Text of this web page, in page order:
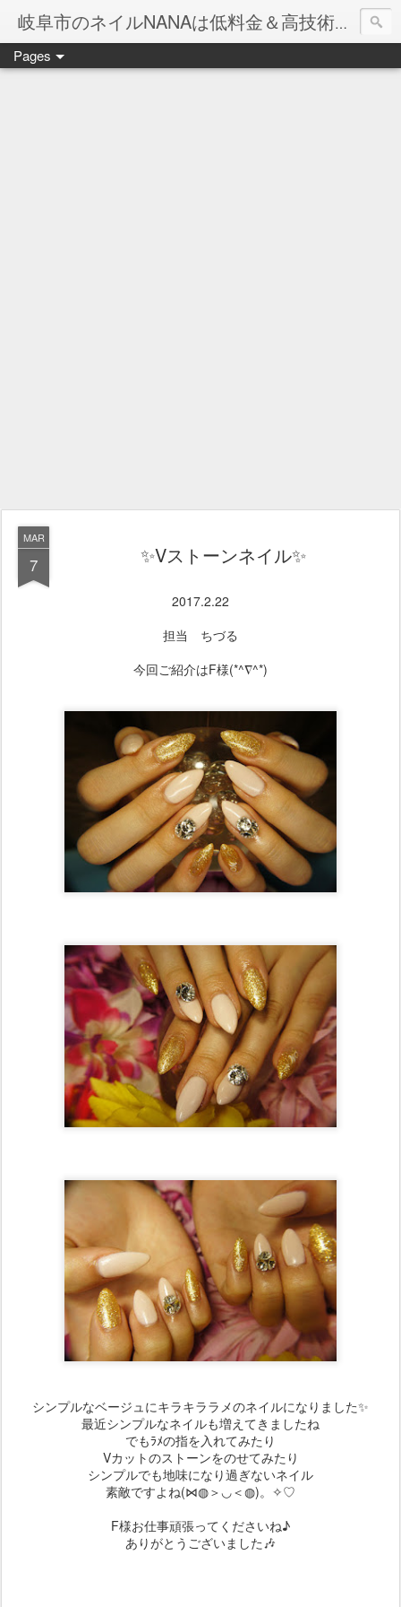
岐阜市のネイルNANAは低料金＆高技術のお店
ネイル岐阜市NANAです♪♪
Pages
MAR
7 ✨Vストーンネイル✨
2017.2.22
担当 ちづる
今回ご紹介はF様(*^∇^*)
シンプルなベージュにキラキララメのネイルになりました✨
最近シンプルなネイルも増えてきましたね
でもﾗﾒの指を入れてみたり
Vカットのストーンをのせてみたり
シンプルでも地味になり過ぎないネイル
素敵ですよね(⋈◍＞◡＜◍)。✧♡
F様お仕事頑張ってくださいね♪
ありがとうございました🎶